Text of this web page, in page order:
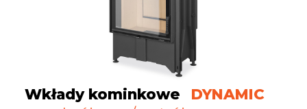
Wkłady kominkowe
DYNAMIC